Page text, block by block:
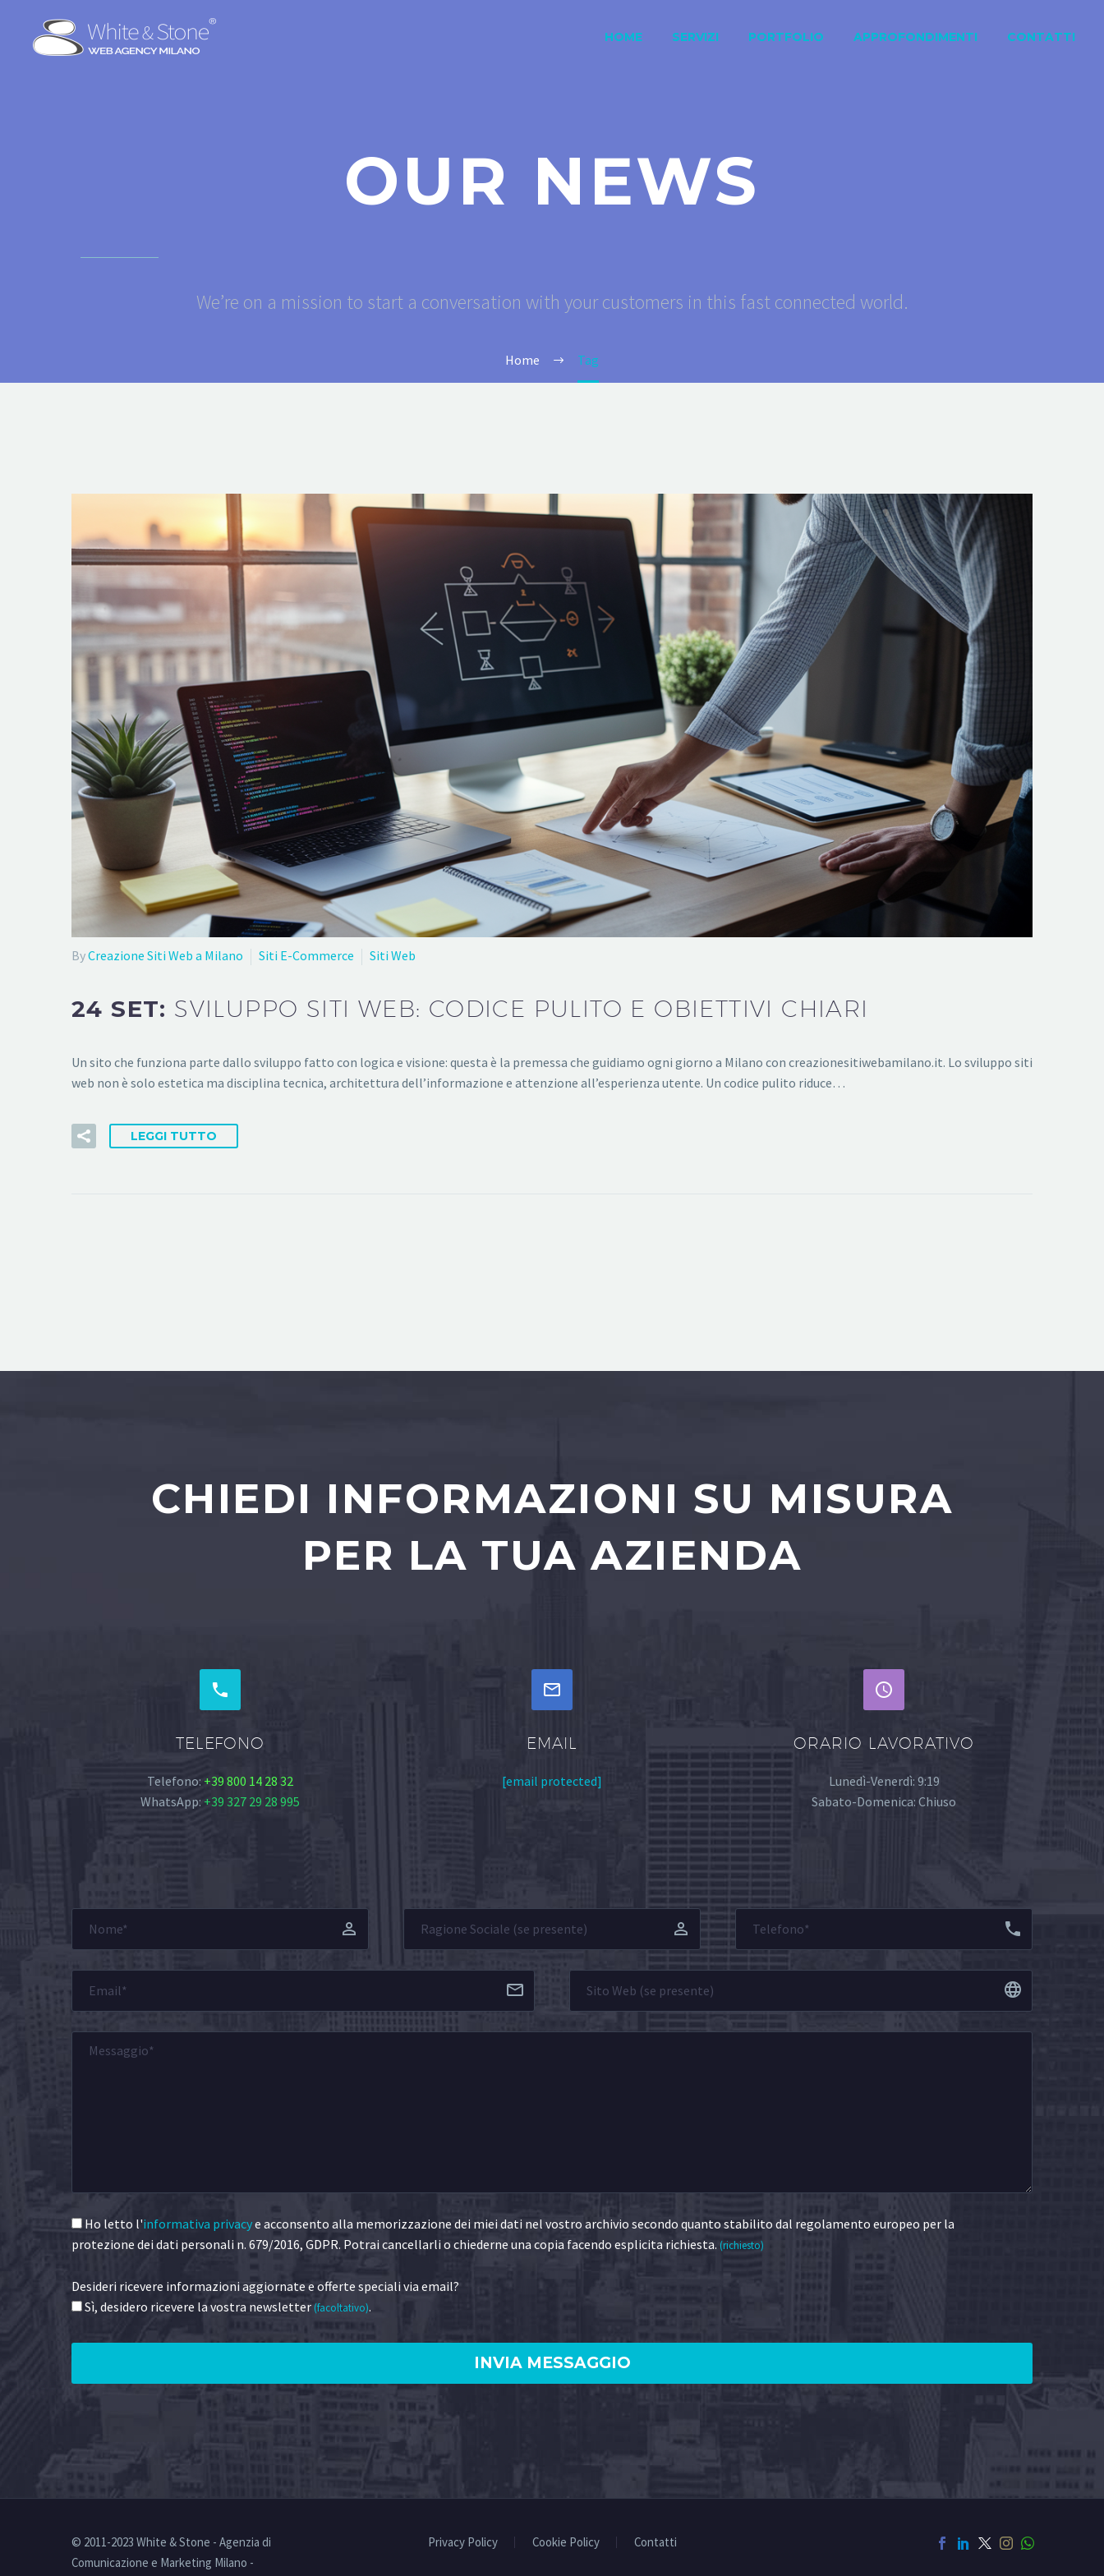
HOME SERVIZI PORTFOLIO APPROFONDIMENTI CONTATTI
OUR NEWS
We’re on a mission to start a conversation with your customers in this fast connected world.
Home Tag
ByCreazione Siti Web a Milano Siti E-Commerce Siti Web
24 SET: SVILUPPO SITI WEB: CODICE PULITO E OBIETTIVI CHIARI
Un sito che funziona parte dallo sviluppo fatto con logica e visione: questa è la premessa che guidiamo ogni giorno a Milano con creazionesitiwebamilano.it. Lo sviluppo siti
web non è solo estetica ma disciplina tecnica, architettura dell’informazione e attenzione all’esperienza utente. Un codice pulito riduce…
LEGGI TUTTO
CHIEDI INFORMAZIONI SU MISURA
PER LA TUA AZIENDA


TELEFONO
Telefono: +39 800 14 28 32
WhatsApp: +39 327 29 28 995


EMAIL
[email protected]


ORARIO LAVORATIVO
Lunedì-Venerdì: 9:19
Sabato-Domenica: Chiuso
Ho letto l'informativa privacye acconsento alla memorizzazione dei miei dati nel vostro archivio secondo quanto stabilito dal regolamento europeo per la
protezione dei dati personali n. 679/2016, GDPR. Potrai cancellarli o chiederne una copia facendo esplicita richiesta. (richiesto)
Desideri ricevere informazioni aggiornate e offerte speciali via email?
Sì, desidero ricevere la vostra newsletter(facoltativo).
Privacy Policy Cookie Policy Contatti
© 2011-2023 White & Stone - Agenzia di
Comunicazione e Marketing Milano -